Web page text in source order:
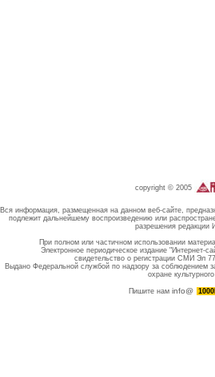
copyright © 2005
Вся информация, размещенная на данном веб-сайте,
подлежит дальнейшему воспроизведению или
разрешения редакции
При полном или частичном использовании
Электронное периодическое издание "Интернет-
свидетельство о регистрации СМИ Эл
Выдано Федеральной службой по надзору за соблюдением
охране
Пишите намinfo@